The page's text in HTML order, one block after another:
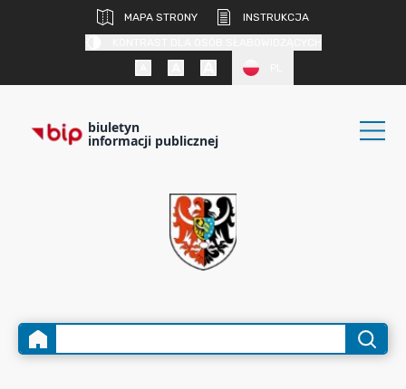
MAPA STRONY
INSTRUKCJA
biuletyn
informacji publicznej